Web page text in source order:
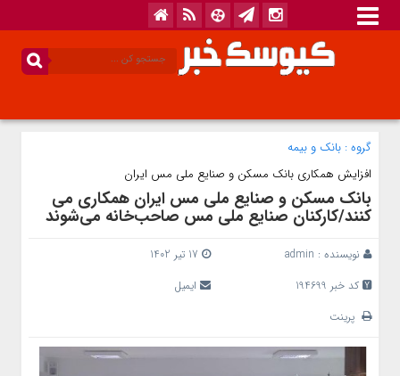
گروه : بانک‌ و بیمه
افزایش همکاری بانک مسکن و صنایع ملی مس ایران
بانک مسکن و صنایع ملی مس ایران همکاری می
کنند/کارکنان صنایع ملی مس صاحب‌خانه می‌شوند
نویسنده : admin
کد خبر 194699
ایمیل
پرینت